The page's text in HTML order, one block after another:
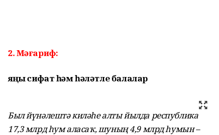
2. Мәғариф:
яңы сифат һәм һәләтле балалар
Был йүнәлештә киләһе алты йылда республика
17,3 млрд һум аласаҡ, шуның 4,9 млрд һумын –